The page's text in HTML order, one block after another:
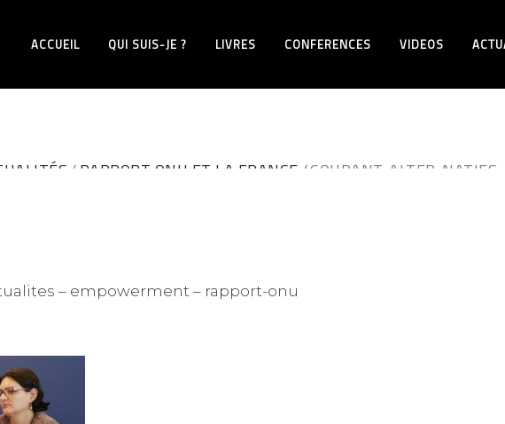
ACCUEIL QUI SUIS-JE ? LIVRES CONFERENCES VIDEOS
RAPPORT ONU ET LA FRANCE COURANT-ALTER-
– empowerment – rapport-onu